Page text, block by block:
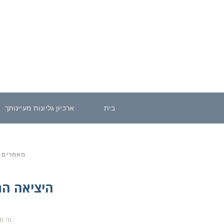
בית ארכיון גליונות מעיינותך
היציאה
ה'